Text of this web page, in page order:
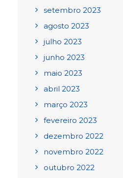
setembro 2023
agosto 2023
julho 2023
junho 2023
maio 2023
abril 2023
março 2023
fevereiro 2023
dezembro 2022
novembro 2022
outubro 2022